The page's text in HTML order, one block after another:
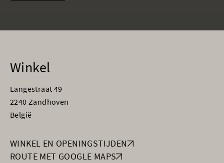
Winkel
Langestraat 49
2240 Zandhoven
België
WINKEL EN OPENINGSTIJDEN
ROUTE MET GOOGLE MAPS